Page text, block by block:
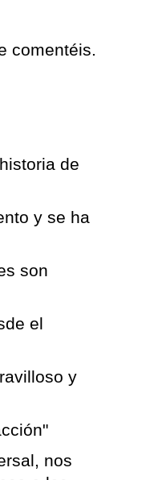
comentéis.
de
y se ha
son
el
y
nos